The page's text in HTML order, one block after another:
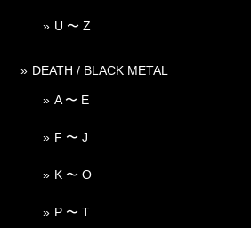
U 〜 Z
DEATH / BLACK METAL
A 〜 E
F 〜 J
K 〜 O
P 〜 T